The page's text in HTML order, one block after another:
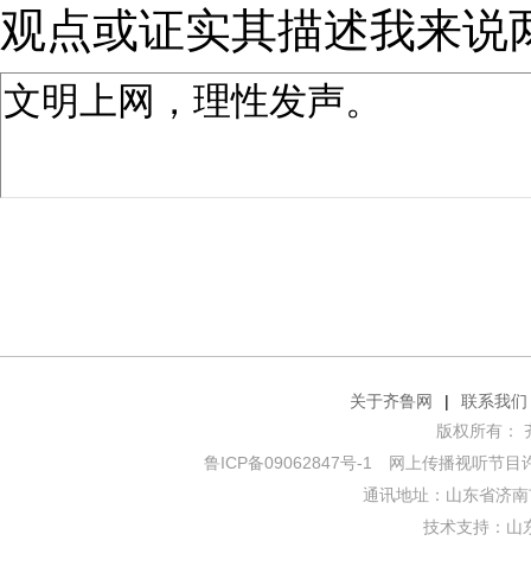
观点或证实其描述我来说
关于齐鲁网 |
联系我们
版权所有：
鲁ICP备09062847号-1
网上传播视听节目
通讯地址：山东省济
技术支持： 山